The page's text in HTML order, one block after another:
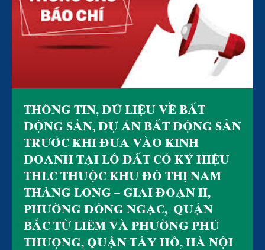
THÔNG TIN, DỮ LIỆU VỀ BẤT
ĐỘNG SẢN, DỰ ÁN BẤT ĐỘNG SẢN
TRƯỚC KHI ĐƯA VÀO KINH
DOANH TẠI LÔ ĐẤT CÓ KÝ HIỆU
THLC THUỘC KHU ĐÔ THỊ NAM
THĂNG LONG – GIAI ĐOẠN II,
PHƯỜNG ĐÔNG NGẠC, QUẬN
BẮC TỪ LIÊM VÀ PHƯỜNG PHÚ
THƯỢNG, QUẬN TÂY HỒ, HÀ NỘI